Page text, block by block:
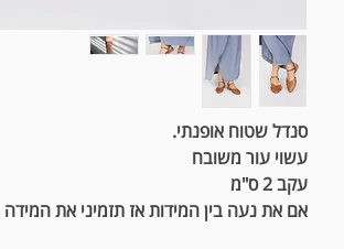
סנדל שטוח אופנתי.
עשוי עור משובח
עקב 2 ס"מ
אם את נעה בין המידות אז תזמיני את המידה